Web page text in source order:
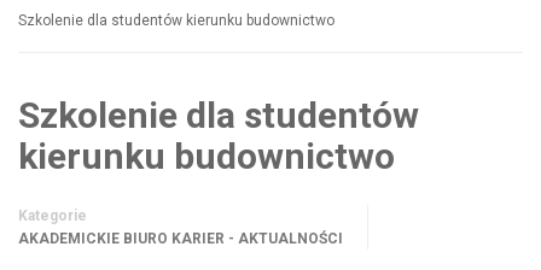
Szkolenie dla studentów kierunku budownictwo
Szkolenie dla studentów
kierunku budownictwo
Kategorie
AKADEMICKIE BIURO KARIER - AKTUALNOŚCI